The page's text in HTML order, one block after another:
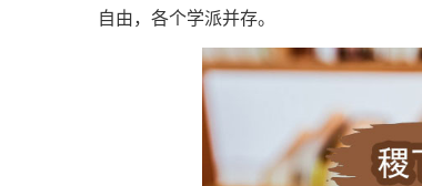
自由，各个学派并存。